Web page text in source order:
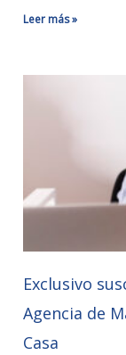
Leer más »
Exclusivo
Agencia de
Casa